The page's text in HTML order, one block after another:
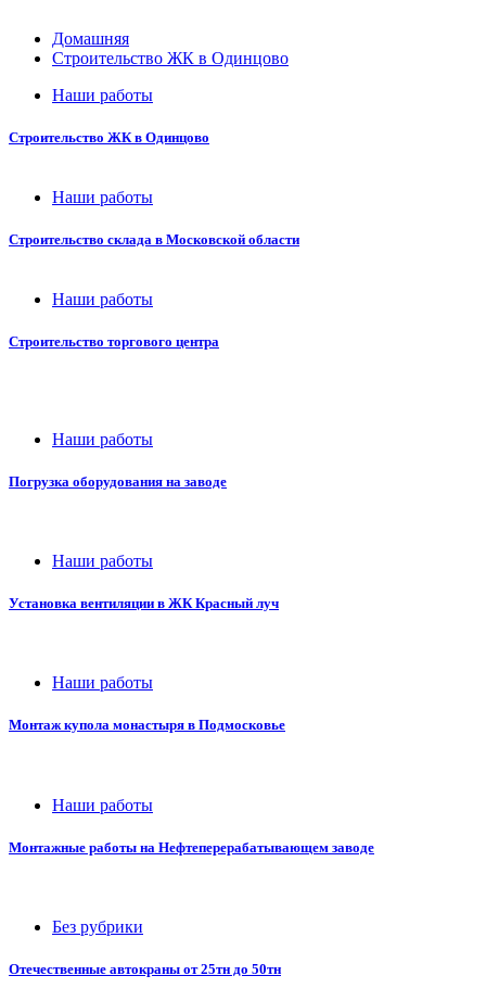
Домашняя
Строительство ЖК в Одинцово
Наши работы
Строительство ЖК в Одинцово
Наши работы
Строительство склада в Московской области
Наши работы
Строительство торгового центра
Наши работы
Погрузка оборудования на заводе
Наши работы
Установка вентиляции в ЖК Красный луч
Наши работы
Монтаж купола монастыря в Подмосковье
Наши работы
Монтажные работы на Нефтеперерабатывающем заводе
Без рубрики
Отечественные автокраны от 25тн до 50тн